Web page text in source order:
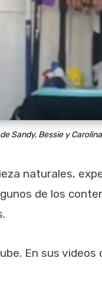
Sandy, Bessie y
naturales,
de los
En sus videos